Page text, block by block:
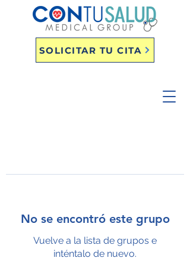
SOLICITAR TU CITA
No se encontró este grupo
Vuelve a la lista de grupos e
inténtalo de nuevo.